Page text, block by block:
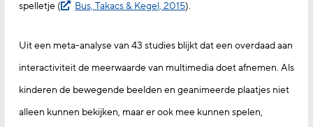
spelletje (
Bus, Takacs & Kegel, 2015).
Uit een meta-analyse van 43 studies blijkt dat een overdaad aan
interactiviteit de meerwaarde van multimedia doet afnemen. Als
kinderen de bewegende beelden en geanimeerde plaatjes niet
alleen kunnen bekijken, maar er ook mee kunnen spelen,